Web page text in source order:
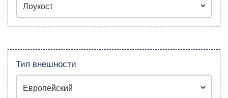
Тип внешности